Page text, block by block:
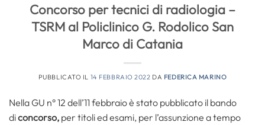
Concorso per tecnici di radiologia –
TSRM al Policlinico G. Rodolico San
Marco di Catania
PUBBLICATO IL 14 FEBBRAIO 2022 DA FEDERICA MARINO
Nella GU n° 12 dell’11 febbraio è stato pubblicato il bando
diconcorso, per titoli ed esami, per l’assunzione a tempo